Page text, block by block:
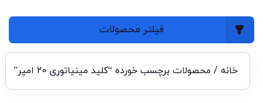
فیلتر محصولات
خانه / محصولات برچسب خورده “کلید مینیاتوری 20 امپر”